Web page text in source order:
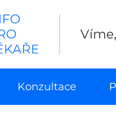
Konzultace